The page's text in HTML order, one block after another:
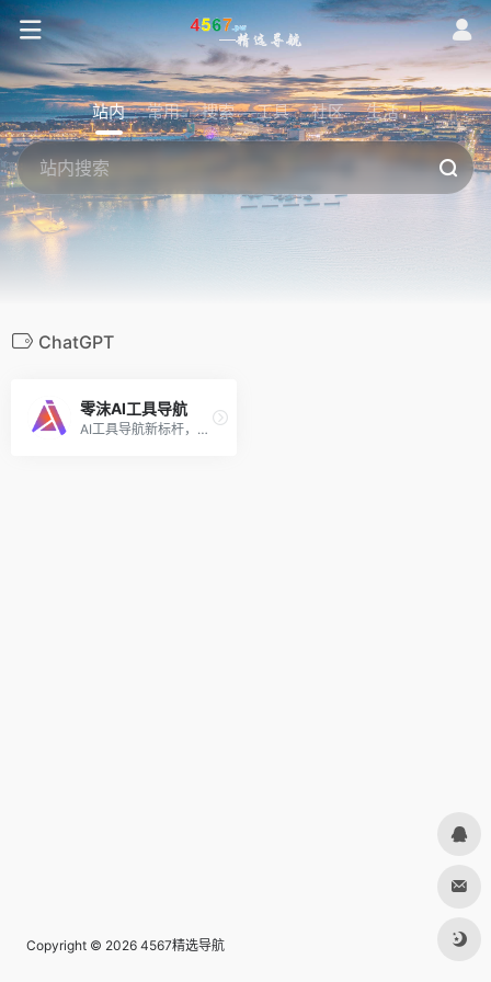
站内 常用 搜索 工具 社区 生活
ChatGPT
零沫AI工具导航
AI工具导航新标杆，收集国内外AI工具网址
Copyright © 2026 4567精选导航